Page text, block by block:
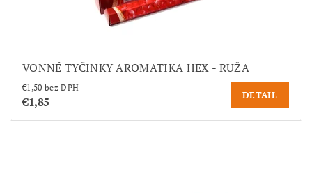
VONNÉ TYČINKY AROMATIKA HEX - RUŽA
€1,50 bez DPH
€1,85 DETAIL